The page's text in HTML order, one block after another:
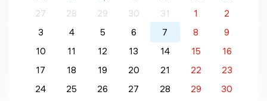
27
28 29 30 31 1
2
3
4 5 6 7 8
9
10
11 12 13 14 15
16
17
18 19 20 21 22
23
24
25 26 27 28 29
30